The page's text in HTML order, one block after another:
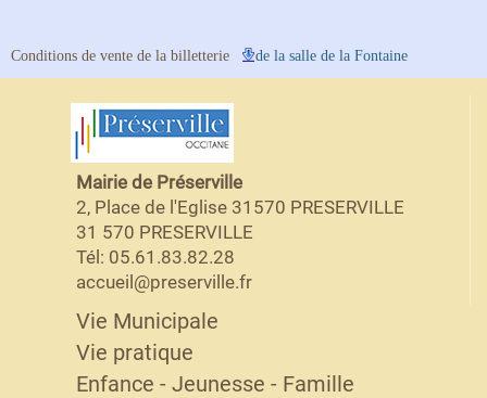
Conditions de vente de la billetterie de la salle de la Fontaine
Mairie de Préserville
2, Place de l'Eglise 31570 PRESERVILLE
31 570 PRESERVILLE
Tél: 05.61.83.82.28
accueil@preserville.fr
Vie Municipale
Vie pratique
Enfance - Jeunesse - Famille